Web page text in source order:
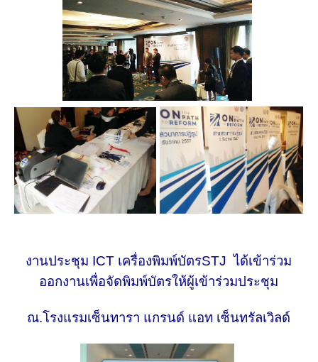
งานประชุม ICT เครื่องพิมพ์บัตรSTJ ได้เข้าร่วม
ออกงานเพื่อจัดพิมพ์บัตรให้ผู้เข้าร่วมประชุม
ณ.โรงแรมเซ็นทารา แกรนด์ แอท เซ็นทรัลเวิลด์